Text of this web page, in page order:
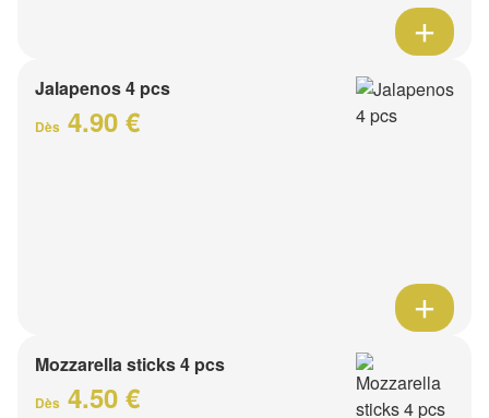
Jalapenos 4 pcs
Dès 4.90 €
Mozzarella sticks 4 pcs
Dès 4.50 €